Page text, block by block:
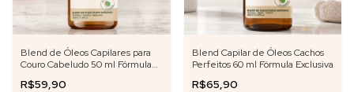
Blend de Óleos Capilares para
Couro Cabeludo 50 ml Fórmula
R$59,90
Blend Capilar de Óleos Cachos
Perfeitos 60 ml Fórmula Exclusiva
R$65,90